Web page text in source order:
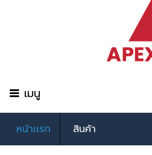
เมนู
หน้าเเรก สินค้า